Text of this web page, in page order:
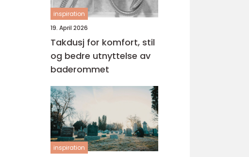
inspiration
19. April 2026
Takdusj for komfort, stil
og bedre utnyttelse av
baderommet
inspiration